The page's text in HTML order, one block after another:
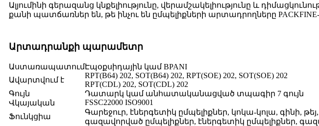
Ալյումինի գերազանց կնքելիությունը, վերամշակելիությունը և
քանի պատճառներ են, թե ինչու են ըմպելիքների արտադրողները
Արտադրանքի պարամետր
ԱստառապատումԷպօքսիդային կամ BPANI
Ավարտվում է
RPT(B64) 202, SOT(B64) 202, RPT(SOE) 202, SOT(SOE) 202
RPT(CDL) 202, SOT(CDL) 202
Գույն
Դատարկ կամ անհատականացված տպագիր 7 գույն
Վկայական
FSSC22000 ISO9001
Ֆունկցիա
Գարեջուր, էներգետիկ ըմպելիքներ, կոկա-կոլա, գինի,
գազավորված ըմպելիքներ, էներգետիկ ըմպելիքներ,